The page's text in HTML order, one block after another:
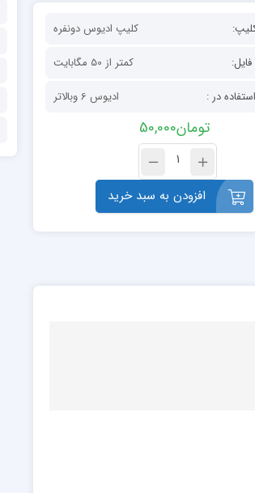
کلیپ ادیوس دونفره
کمتر از 50 مگابایت
در :
ادیوس 6 وبالاتر
تومان50,000
افزودن به سبد خرید